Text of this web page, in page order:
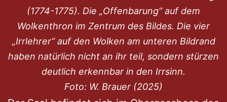
(1774-1775). Die „Offenbarung“ auf dem
Wolkenthron im Zentrum des Bildes. Die vier
„Irrlehrer“ auf den Wolken am unteren Bildrand
haben natürlich nicht an ihr teil, sondern stürzen
deutlich erkennbar in den Irrsinn.
Foto: W. Brauer (2025)